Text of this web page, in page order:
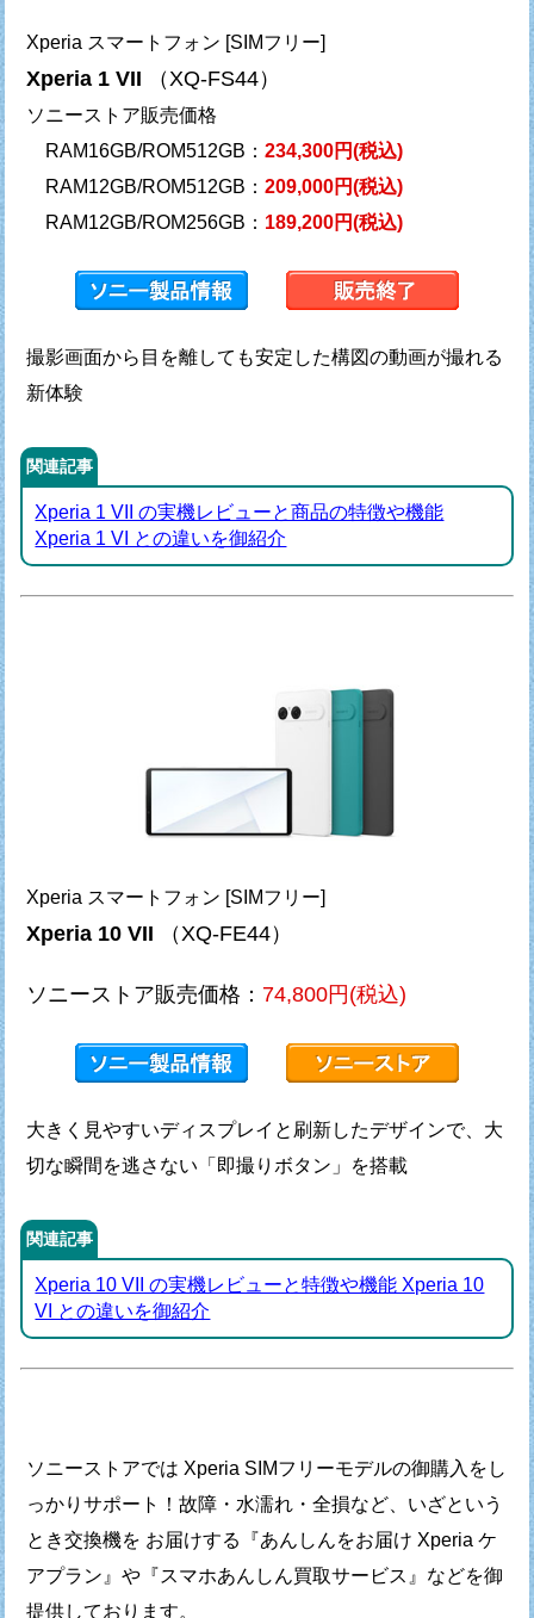
Xperia スマートフォン [SIMフリー]
Xperia 1 VII （XQ-FS44）
ソニーストア販売価格
RAM16GB/ROM512GB： 234,300円(税込)
RAM12GB/ROM512GB： 209,000円(税込)
RAM12GB/ROM256GB： 189,200円(税込)
撮影画面から目を離しても安定した構図の動画が撮れる
新体験
関連記事
Xperia 1 VII の実機レビューと商品の特徴や機能
Xperia 1 VI との違いを御紹介
Xperia スマートフォン [SIMフリー]
Xperia 10 VII （XQ-FE44）
ソニーストア販売価格： 74,800円(税込)
大きく見やすいディスプレイと刷新したデザインで、 大
切な瞬間を逃さない「即撮りボタン」を搭載
関連記事
Xperia 10 VII の実機レビューと特徴や機能 Xperia 10
VI との違いを御紹介
ソニーストアでは Xperia SIMフリーモデルの御購入をし
っかりサポート！ 故障・水濡れ・全損など、いざという
とき交換機を お届けする 『あんしんをお届け Xperia ケ
アプラン』や『スマホあんしん買取サービス』などを御
提供しております。